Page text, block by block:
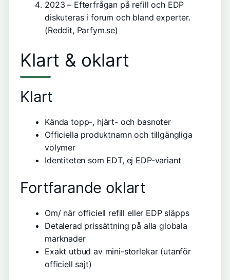
2023 – Efterfrågan på refill och EDP
diskuteras i forum och bland experter.
(Reddit, Parfym.se)
Klart & oklart
Klart
Kända topp-, hjärt- och basnoter
Officiella produktnamn och tillgängliga
volymer
Identiteten som EDT, ej EDP-variant
Fortfarande oklart
Om/ när officiell refill eller EDP släpps
Detalerad prissättning på alla globala
marknader
Exakt utbud av mini-storlekar (utanför
officiell sajt)